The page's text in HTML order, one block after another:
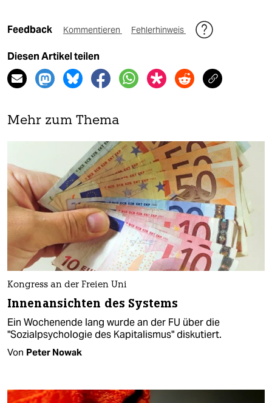
Feedback Kommentieren Fehlerhinweis
Diesen Artikel teilen
Mehr zum Thema
Kongress an der Freien Uni
Innenansichten des Systems
Ein Wochenende lang wurde an der FU über die
"Sozialpsychologie des Kapitalismus" diskutiert.
Von Peter Nowak